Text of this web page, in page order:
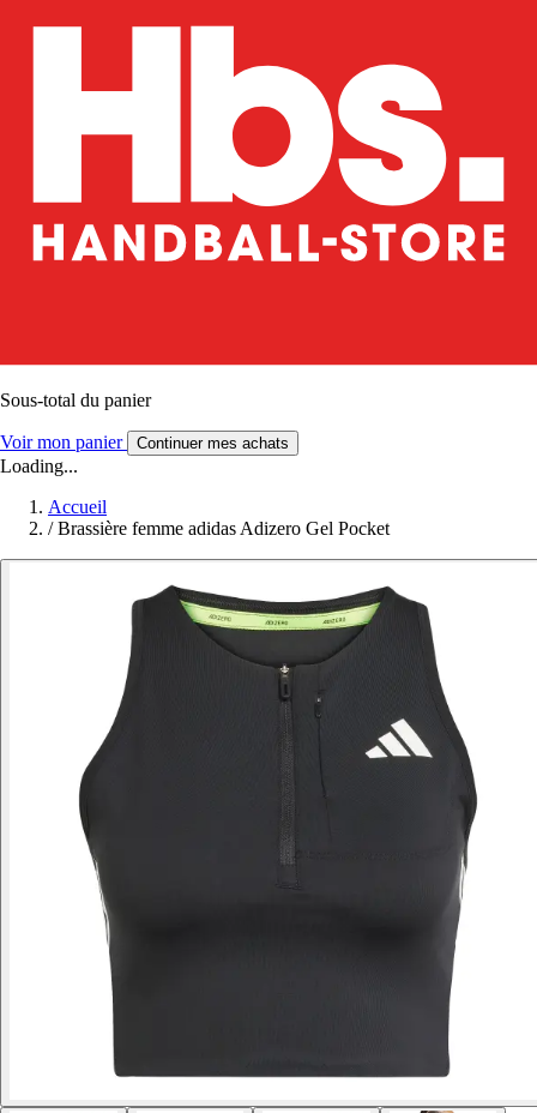
Sous-total du panier
Voir mon panier Continuer mes achats
Loading...
Accueil
/ Brassière femme adidas Adizero Gel Pocket